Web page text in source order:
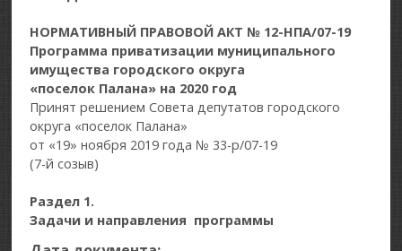
НОРМАТИВНЫЙ ПРАВОВОЙ АКТ № 12-НПА/07-19
Программа приватизации муниципального
имущества городского округа
«поселок Палана» на 2020 год
Принят решением Совета депутатов городского
округа «поселок Палана»
от «19» ноября 2019 года № 33-р/07-19
(7-й созыв)
Раздел 1.
Задачи и направления программы